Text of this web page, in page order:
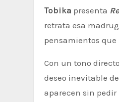
Tobika presenta
retrata esa
pensamientos
Con un tono
deseo inevitable
aparecen sin